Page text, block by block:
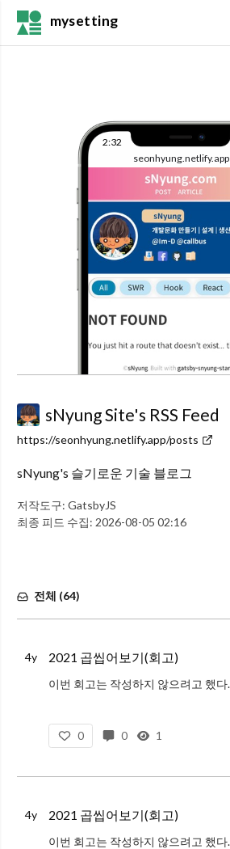
mysetting
2:32
seonhyung.netlify.app
sNyung Site's RSS Feed
https://seonhyung.netlify.app/posts
sNyung's 슬기로운 기술 블로그
저작도구: GatsbyJS
최종 피드 수집: 2026-08-05 02:16
전체 (64)
4y 2021 곱씹어보기(회고)
최근 일은 어떻게 해
0 0 1
4y 2021 곱씹어보기(회고)